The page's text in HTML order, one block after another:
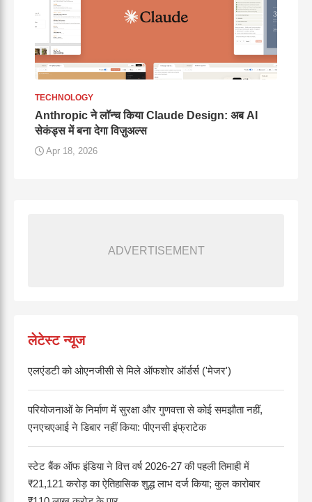
TECHNOLOGY
Anthropic ने लॉन्च किया Claude Design: अब AI
सेकंड्स में बना देगा विज़ुअल्स
Apr 18, 2026
ADVERTISEMENT
लेटेस्ट न्यूज
एलएंडटी को ओएनजीसी से मिले ऑफशोर ऑर्डर्स ('मेजर')
परियोजनाओं के निर्माण में सुरक्षा और गुणवत्ता से कोई समझौता नहीं,
एनएचएआई ने डिबार नहीं किया: पीएनसी इंफ्राटेक
स्टेट बैंक ऑफ इंडिया ने वित्त वर्ष 2026-27 की पहली तिमाही में
₹21,121 करोड़ का ऐतिहासिक शुद्ध लाभ दर्ज किया; कुल कारोबार